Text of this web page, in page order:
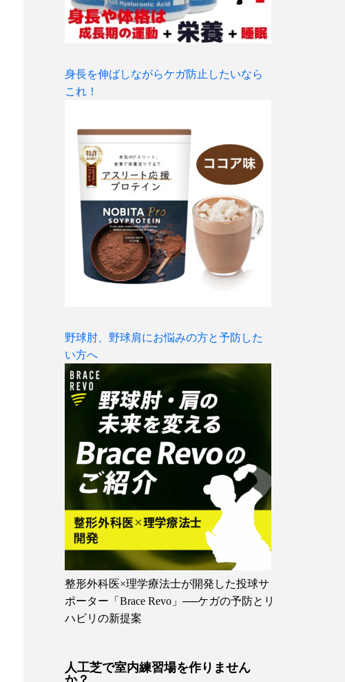
身長を伸ばしながらケガ防止したいなら
これ！
野球肘、野球肩にお悩みの方と予防した
い方へ
整形外科医×理学療法士が開発した投球サ
ポーター「Brace Revo」──ケガの予防とリ
ハビリの新提案
人工芝で室内練習場を作りません